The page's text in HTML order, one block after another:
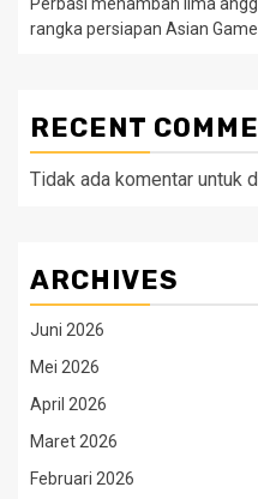
rangka persiapan Asian
RECENT
Tidak ada komentar untuk
ARCHIVES
Juni 2026
Mei 2026
April 2026
Maret 2026
Februari 2026